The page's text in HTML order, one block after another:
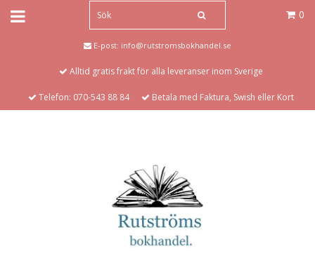
0
E-post: info@rutstromsbokhandel.se
Alltid gratis frakt för alla leveranser inom Sverige
Telefon: 070-543 88 84 Betala med Faktura, Swish eller Kort